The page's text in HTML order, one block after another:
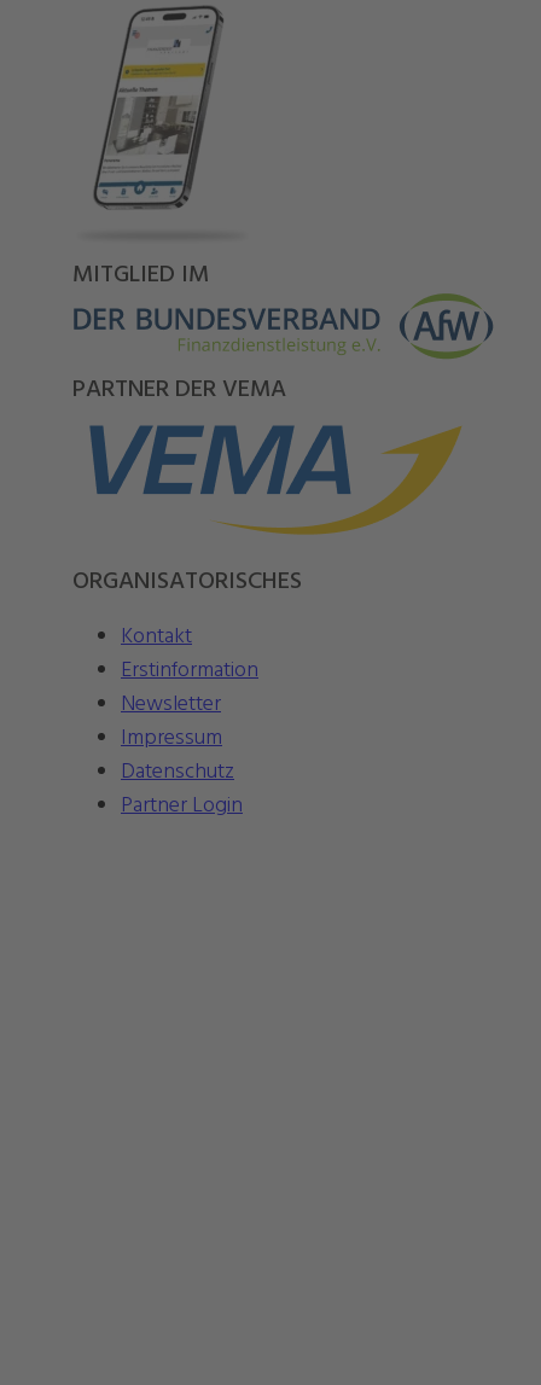
MITGLIED IM
PARTNER DER VEMA
ORGANISATORISCHES
Kontakt
Erstinformation
Newsletter
Impressum
Datenschutz
Partner Login